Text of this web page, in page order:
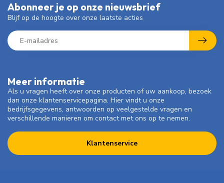
Meer informatie
Als u vragen heeft over onze producten of uw aankoop, bezoek
dan onze klantenservicepagina. Hier vindt u onze
bedrijfsgegevens, antwoorden op veelgestelde vragen en
verschillende manieren om contact met ons op te nemen.
Klantenservice
Abonneer je op onze nieuwsbrief
Blijf op de hoogte over onze laatste acties